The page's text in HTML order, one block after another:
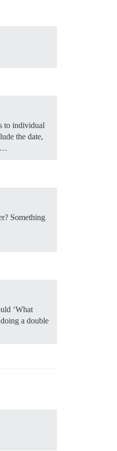
to individual
the date,
…
Something
‘What
a double